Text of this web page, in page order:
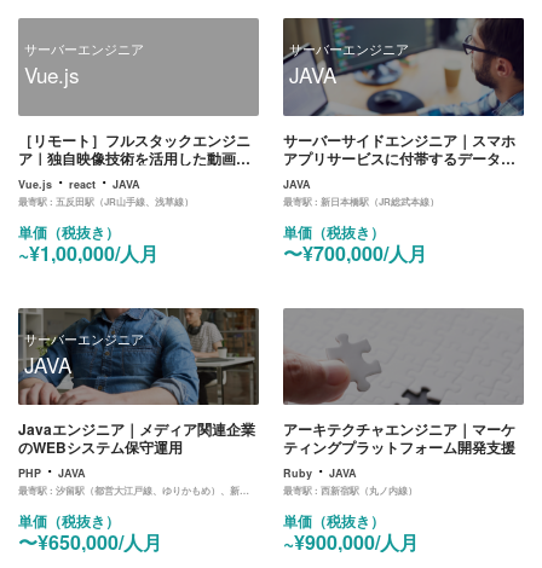
サーバーエンジニア
Vue.js
［リモート］フルスタックエンジニ
ア｜独自映像技術を活用した動画プ
レイヤー(Web)の開発
Vue.js ・ react ・ JAVA
最寄駅 : 五反田駅（JR山手線、浅草線）
単価（税抜き）
~¥1,00,000/人月
サーバーエンジニア
JAVA
サーバーサイドエンジニア｜スマホ
アプリサービスに付帯するデータ閲
覧、集計、連携サーバの開発
JAVA
最寄駅 :新日本橋駅（JR総武本線）
単価（税抜き）
〜¥700,000/人月
サーバーエンジニア
JAVA
Javaエンジニア｜メディア関連企業
のWEBシステム保守運用
PHP ・ JAVA
最寄駅 : 汐留駅（都営大江戸線、ゆりかもめ）、新橋駅（JR山手線、東海道線、京浜東北線、横須賀線）
単価（税抜き）
〜¥650,000/人月
アーキテクチャエンジニア｜マーケ
ティングプラットフォーム開発支援
Ruby ・JAVA
最寄駅 :西新宿駅（丸ノ内線）
単価（税抜き）
~¥900,000/人月